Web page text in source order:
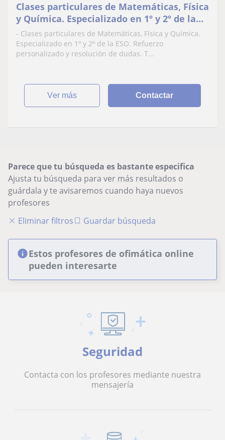
Clases particulares de Matemáticas, Física
y Química. Especializado en 1º y 2º de la
ESO. Informática básica, Ofimática.
- Clases particulares de Matemáticas, Física y Química.
Especializado en 1º y 2º de la ESO. Refuerzo
personalizado y resolución de dudas. T...
ver más Contactar
Parece que tu búsqueda es bastante especifica
Ajusta tu búsqueda para ver más resultados o
guárdala y te avisaremos cuando haya nuevos
profesores
Eliminar filtros
Guardar búsqueda
Estos profesores de ofimática online
pueden interesarte
Seguridad
Contacta con los profesores mediante nuestra
mensajería